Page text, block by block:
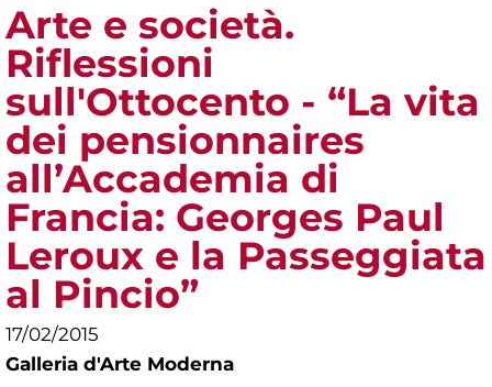
Arte e società.
Riflessioni
sull'Ottocento - “La vita
dei pensionnaires
all’Accademia di
Francia: Georges Paul
Leroux e la Passeggiata
al Pincio”
17/02/2015
Galleria d'Arte Moderna